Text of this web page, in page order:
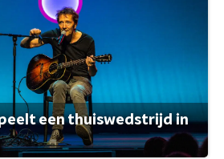
een thuiswedstrijd in